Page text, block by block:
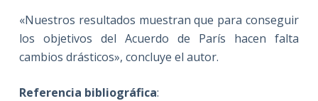
«Nuestros resultados muestran que para conseguir
los objetivos del Acuerdo de París hacen falta
cambios drásticos», concluye el autor.
Referencia bibliográfica: